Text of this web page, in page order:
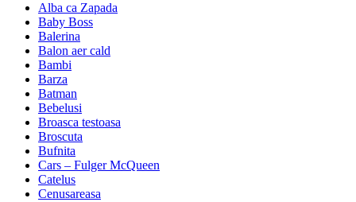
Alba ca Zapada
Baby Boss
Balerina
Balon aer cald
Bambi
Barza
Batman
Bebelusi
Broasca testoasa
Broscuta
Bufnita
Cars – Fulger McQueen
Catelus
Cenusareasa